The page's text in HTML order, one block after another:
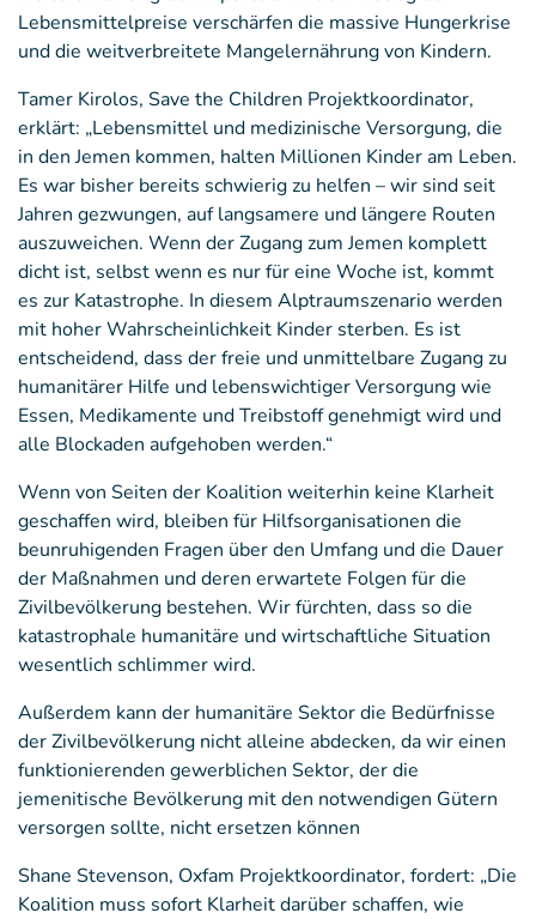
Lebensmittelpreise verschärfen die massive Hungerkrise
und die weitverbreitete Mangelernährung von Kindern.
Tamer Kirolos, Save the Children Projektkoordinator,
erklärt: „Lebensmittel und medizinische Versorgung, die
in den Jemen kommen, halten Millionen Kinder am Leben.
Es war bisher bereits schwierig zu helfen – wir sind seit
Jahren gezwungen, auf langsamere und längere Routen
auszuweichen. Wenn der Zugang zum Jemen komplett
dicht ist, selbst wenn es nur für eine Woche ist, kommt
es zur Katastrophe. In diesem Alptraumszenario werden
mit hoher Wahrscheinlichkeit Kinder sterben. Es ist
entscheidend, dass der freie und unmittelbare Zugang zu
humanitärer Hilfe und lebenswichtiger Versorgung wie
Essen, Medikamente und Treibstoff genehmigt wird und
alle Blockaden aufgehoben werden.“
Wenn von Seiten der Koalition weiterhin keine Klarheit
geschaffen wird, bleiben für Hilfsorganisationen die
beunruhigenden Fragen über den Umfang und die Dauer
der Maßnahmen und deren erwartete Folgen für die
Zivilbevölkerung bestehen. Wir fürchten, dass so die
katastrophale humanitäre und wirtschaftliche Situation
wesentlich schlimmer wird.
Außerdem kann der humanitäre Sektor die Bedürfnisse
der Zivilbevölkerung nicht alleine abdecken, da wir einen
funktionierenden gewerblichen Sektor, der die
jemenitische Bevölkerung mit den notwendigen Gütern
versorgen sollte, nicht ersetzen können
Shane Stevenson, Oxfam Projektkoordinator, fordert: „Die
Koalition muss sofort Klarheit darüber schaffen, wie